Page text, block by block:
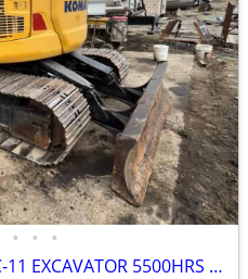
• • •
2016 KOMATSU PC138USLC-11 EXCAVATOR 5500HRS THUMB Q/C